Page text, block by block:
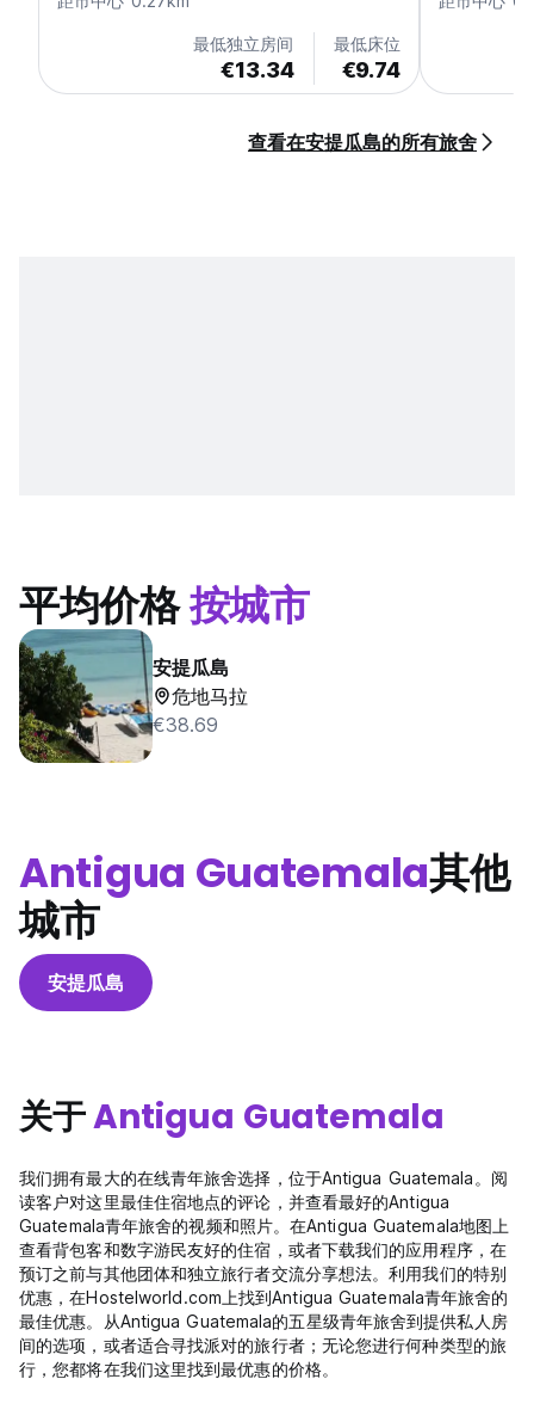
最低独立房间
€13.34
最低床位
€9.74
查看在安提瓜島的所有旅舍
平均价格按城市
安提瓜島
危地马拉
€38.69
Antigua Guatemala其他
城市
安提瓜島
关于Antigua Guatemala
我们拥有最大的在线青年旅舍选择，位于Antigua Guatemala。阅
读客户对这里最佳住宿地点的评论，并查看最好的Antigua
Guatemala青年旅舍的视频和照片。在Antigua Guatemala地图上
查看背包客和数字游民友好的住宿，或者下载我们的应用程序，在
预订之前与其他团体和独立旅行者交流分享想法。利用我们的特别
优惠，在Hostelworld.com上找到Antigua Guatemala青年旅舍的
最佳优惠。从Antigua Guatemala的五星级青年旅舍到提供私人房
间的选项，或者适合寻找派对的旅行者；无论您进行何种类型的旅
行，您都将在我们这里找到最优惠的价格。